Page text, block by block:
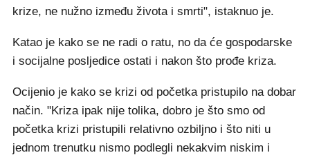
krize, ne nužno između života i smrti", istaknuo je.
Katao je kako se ne radi o ratu, no da će gospodarske
i socijalne posljedice ostati i nakon što prođe kriza.
Ocijenio je kako se krizi od početka pristupilo na dobar
način. "Kriza ipak nije tolika, dobro je što smo od
početka krizi pristupili relativno ozbiljno i što niti u
jednom trenutku nismo podlegli nekakvim niskim i